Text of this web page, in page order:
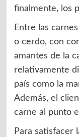
finalmente, los
Entre las
o cerdo, con
amantes de la
relativamente
país como la
Además, el
carne al punto
Para satisfacer